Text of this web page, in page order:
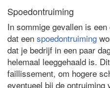
Spoedontruiming
In sommige gevallen is
dat een spoedontruiming
dat je bedrijf in een paar
helemaal leeggehaald is.
faillissement, om hogere
eventueel bij de ontruiming